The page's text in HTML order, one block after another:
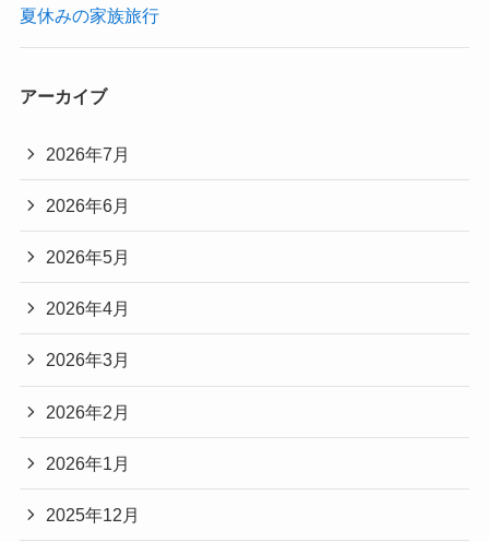
夏休みの家族旅行
アーカイブ
2026年7月
2026年6月
2026年5月
2026年4月
2026年3月
2026年2月
2026年1月
2025年12月